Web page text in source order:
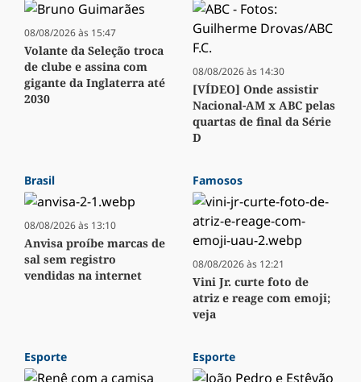
08/08/2026 às 15:47
Volante da Seleção troca
de clube e assina com
gigante da Inglaterra até
2030
08/08/2026 às 14:30
[VÍDEO] Onde assistir
Nacional-AM x ABC pelas
quartas de final da Série
D
Brasil
08/08/2026 às 13:10
Anvisa proíbe marcas de
sal sem registro
vendidas na internet
Famosos
08/08/2026 às 12:21
Vini Jr. curte foto de
atriz e reage com emoji;
veja
Esporte Esporte